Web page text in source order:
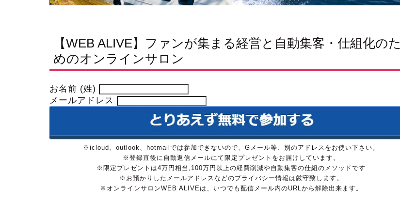
【WEB ALIVE】ファンが集まる経営と自動集客・仕組化のた
めのオンラインサロン
お名前 (姓)
メールアドレス
※icloud、outlook、hotmailでは参加できないので、Gメール等、別のアドレスをお使い下さい。
※登録直後に自動返信メールにて限定プレゼントをお届けしています。
※限定プレゼントは4万円相当,100万円以上の経費削減や自動集客の仕組のメソッドです
※お預かりしたメールアドレスなどのプライバシー情報は厳守致します。
※オンラインサロンWEB ALIVEは、いつでも配信メール内のURLから解除出来ます。